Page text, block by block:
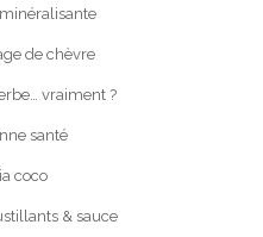
de chèvre
vraiment ?
santé
coco
& sauce